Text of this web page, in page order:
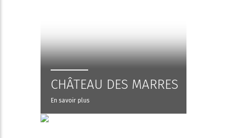
CHÂTEAU DES MARRES
En savoir plus